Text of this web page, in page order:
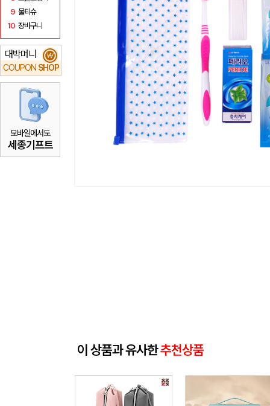
9 물티슈
10 장바구니
대박머니
COUPON SHOP
₩
모바일에서도
세종기프트
이 상품과 유사한추천상품